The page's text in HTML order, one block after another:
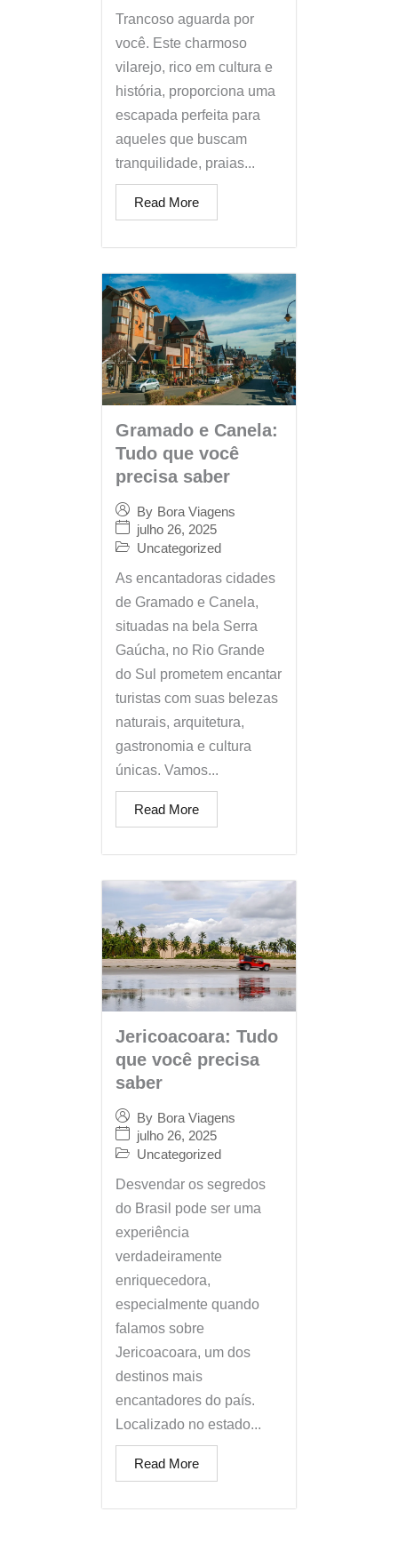
Trancoso aguarda por
você. Este charmoso
vilarejo, rico em cultura e
história, proporciona uma
escapada perfeita para
aqueles que buscam
tranquilidade, praias...
Read More
Gramado e Canela:
Tudo que você
precisa saber
By Bora Viagens
julho 26, 2025
Uncategorized
As encantadoras cidades
de Gramado e Canela,
situadas na bela Serra
Gaúcha, no Rio Grande
do Sul prometem encantar
turistas com suas belezas
naturais, arquitetura,
gastronomia e cultura
únicas. Vamos...
Read More
Jericoacoara: Tudo
que você precisa
saber
By Bora Viagens
julho 26, 2025
Uncategorized
Desvendar os segredos
do Brasil pode ser uma
experiência
verdadeiramente
enriquecedora,
especialmente quando
falamos sobre
Jericoacoara, um dos
destinos mais
encantadores do país.
Localizado no estado...
Read More